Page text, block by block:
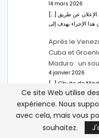
14 mars 2026
[…] الإعلان عن طريق Ahmed Abdel-Latifسفير مصر بالرباط.
Après le
Cuba et
Maduro : un
4 janvier 2026
[…] Chute de
moins […]
Hachim Bennani
Maghreb : que
21 novembre 2025
Ce site Web utilise
expérience. Nous
avec cela, mais vous
souhaitez.